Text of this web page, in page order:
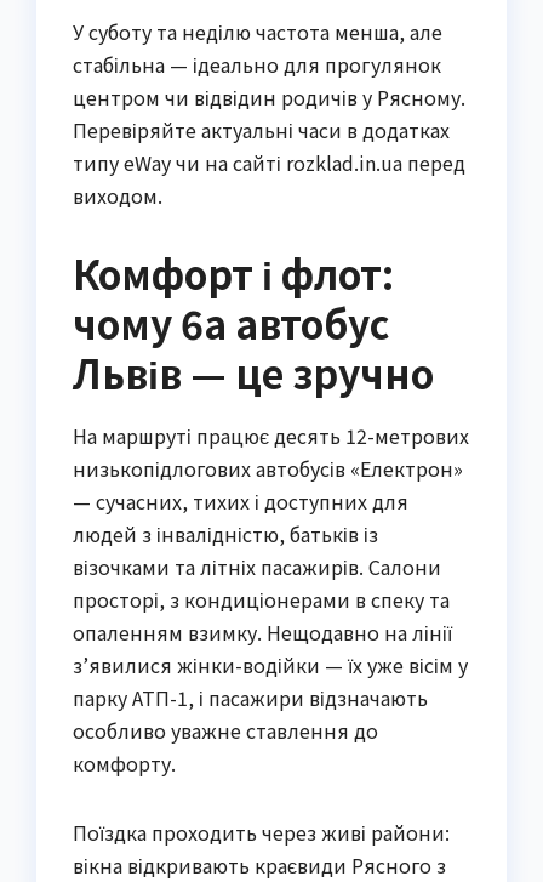
У суботу та неділю частота менша, але
стабільна — ідеально для прогулянок
центром чи відвідин родичів у Рясному.
Перевіряйте актуальні часи в додатках
типу eWay чи на сайті rozklad.in.ua перед
виходом.
Комфорт і флот:
чому 6а автобус
Львів — це зручно
На маршруті працює десять 12-метрових
низькопідлогових автобусів «Електрон»
— сучасних, тихих і доступних для
людей з інвалідністю, батьків із
візочками та літніх пасажирів. Салони
просторі, з кондиціонерами в спеку та
опаленням взимку. Нещодавно на лінії
з’явилися жінки-водійки — їх уже вісім у
парку АТП-1, і пасажири відзначають
особливо уважне ставлення до
комфорту.
Поїздка проходить через живі райони:
вікна відкривають краєвиди Рясного з